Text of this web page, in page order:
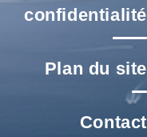
confidentialité
Plan du site
Contact